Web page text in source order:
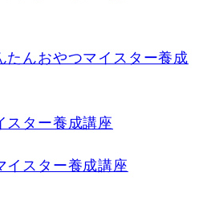
たんおやつマイスター養成
スター養成講座
イスター養成講座